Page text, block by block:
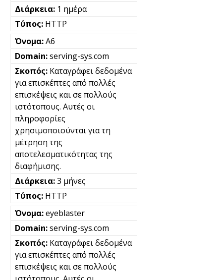
1 ημέρα
HTTP
A6
serving-sys.com
Καταγράφει δεδομένα
για επισκέπτες από πολλές
επισκέψεις και σε πολλούς
ιστότοπους. Αυτές οι
πληροφορίες
χρησιμοποιούνται για τη
μέτρηση της
αποτελεσματικότητας της
διαφήμισης.
3 μήνες
HTTP
eyeblaster
serving-sys.com
Καταγράφει δεδομένα
για επισκέπτες από πολλές
επισκέψεις και σε πολλούς